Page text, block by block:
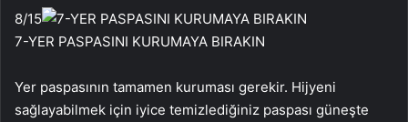
8/15
7-YER PASPASINI KURUMAYA BIRAKIN
Yer paspasının tamamen kuruması gerekir. Hijyeni
sağlayabilmek için iyice temizlediğiniz paspası güneşte